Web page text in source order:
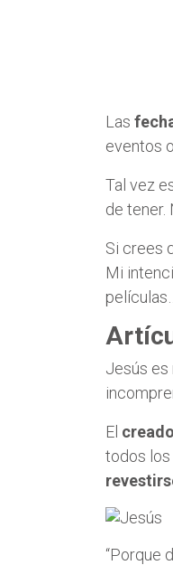
Las
eventos
Tal vez
de tener.
Si crees
Mi
Jesús
El
todos los
“Porque